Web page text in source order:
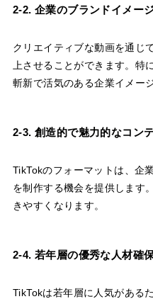
2-2. 企業のブランドイメー
クリエイティブな動画を通じ
上させることができます。特
斬新で活気のある企業イメー
2-3. 創造的で魅力的なコン
TikTokのフォーマットは、企
を制作する機会を提供します
きやすくなります。
2-4. 若年層の優秀な人材確
TikTokは若年層に人気がある